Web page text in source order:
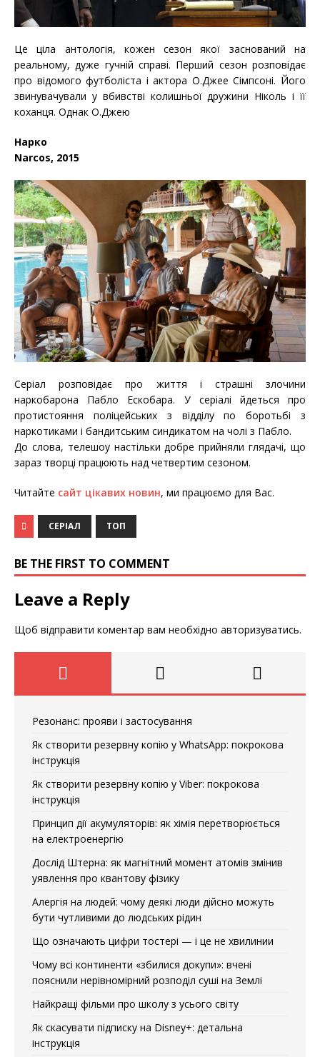
Це ціла антологія, кожен сезон якої заснований на
реальному, дуже гучній справі. Перший сезон розповідає
про відомого футболіста і актора О.Джее Сімпсоні. Його
звинувачували у вбивстві колишньої дружини Ніколь і її
коханця. Однак О.Джею
Нарко
Narcos, 2015
Серіал розповідає про життя і страшні злочини
наркобарона Пабло Ескобара. У серіалі йдеться про
протистояння поліцейських з відділу по боротьбі з
наркотиками і бандитським синдикатом на чолі з Пабло.
До слова, телешоу настільки добре прийняли глядачі, що
зараз творці працюють над четвертим сезоном.
Читайте сайт цікавих новин, ми працюємо для Вас.
СЕРІАЛ ТОП
BE THE FIRST TO COMMENT
Leave a Reply
Щоб відправити коментар вам необхідно авторизуватись.
Резонанс: прояви і застосування
Як створити резервну копію у WhatsApp: покрокова
інструкція
Як створити резервну копію у Viber: покрокова
інструкція
Принцип дії акумуляторів: як хімія перетворюється
на електроенергію
Дослід Штерна: як магнітний момент атомів змінив
уявлення про квантову фізику
Алергія на людей: чому деякі люди дійсно можуть
бути чутливими до людських рідин
Що означають цифри тостері — і це не хвилинии
Чому всі континенти «збилися докупи»: вчені
пояснили нерівномірний розподіл суші на Землі
Найкращі фільми про школу з усього світу
Як скасувати підписку на Disney+: детальна
інструкція